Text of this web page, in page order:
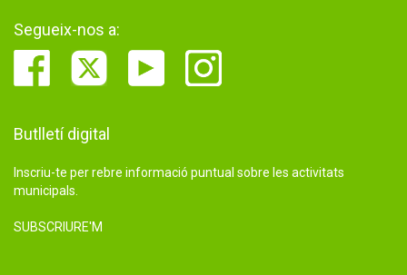
Segueix-nos a:
Butlletí digital
Inscriu-te per rebre informació puntual sobre les activitats
municipals.
SUBSCRIURE'M